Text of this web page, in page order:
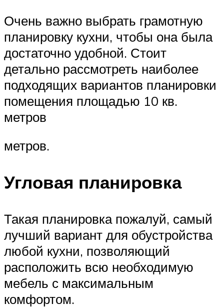
Очень важно выбрать грамотную
планировку кухни, чтобы она была
достаточно удобной. Стоит
детально рассмотреть наиболее
подходящих вариантов планировки
помещения площадью 10 кв.
метров
метров.
Угловая планировка
Такая планировка пожалуй, самый
лучший вариант для обустройства
любой кухни, позволяющий
расположить всю необходимую
мебель с максимальным
комфортом.